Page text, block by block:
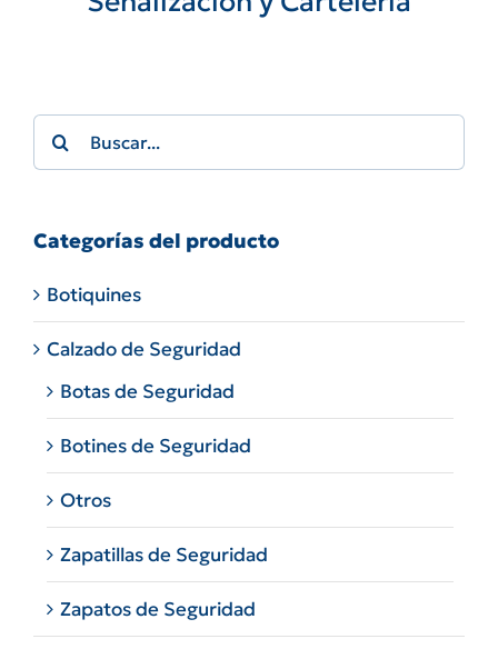
Search
for:
Categorías del producto
Botiquines
Calzado de Seguridad
Botas de Seguridad
Botines de Seguridad
Otros
Zapatillas de Seguridad
Zapatos de Seguridad